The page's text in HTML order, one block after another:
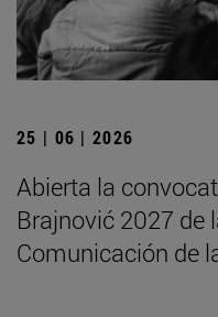
25 | 06 | 2026
Abierta la
Brajnović 2027 de
Comunicación de